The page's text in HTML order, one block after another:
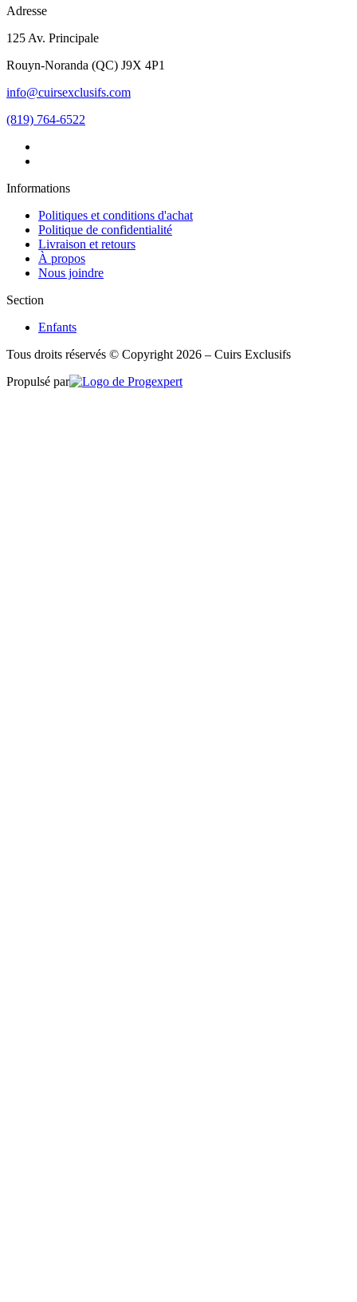
Adresse
125 Av. Principale
Rouyn-Noranda (QC) J9X 4P1
info@cuirsexclusifs.com
(819) 764-6522
Informations
Politiques et conditions d'achat
Politique de confidentialité
Livraison et retours
À propos
Nous joindre
Section
Enfants
Tous droits réservés © Copyright 2026 – Cuirs Exclusifs
Propulsé par